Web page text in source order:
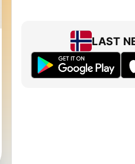
LAST